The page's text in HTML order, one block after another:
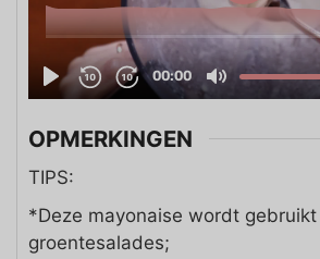
OPMERKINGEN
TIPS:
*Deze mayonaise wordt
groentesalades;